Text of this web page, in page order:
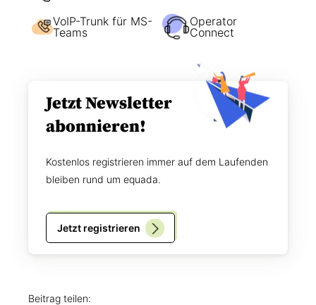
c
n
VoIP-Trunk für MS-
Teams
Operator
Connect
Jetzt Newsletter
abonnieren!
Kostenlos registrieren immer auf dem Laufenden
bleiben rund um equada.
Jetzt registrieren
Beitrag teilen: